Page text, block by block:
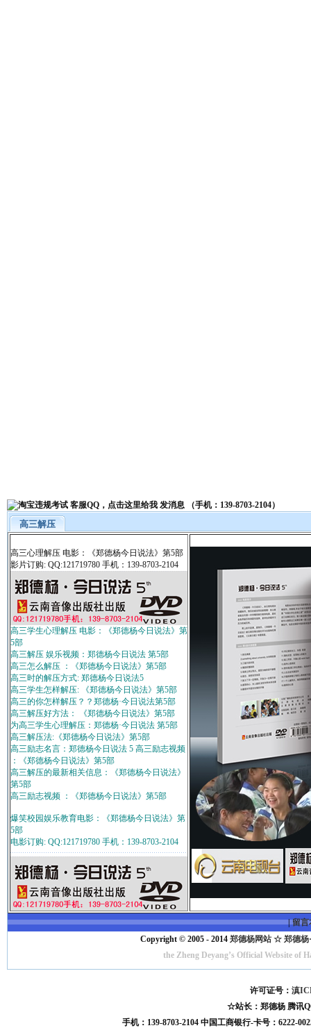
高三解压
高三心理解压 电影：《郑德杨今日说法》第5部
影片订购: QQ:121719780 手机：139-8703-2104
高三学生心理解压 电影：《郑德杨今日说法》第
5部
高三解压 娱乐视频：郑德杨今日说法 第5部
高三怎么解压 ：《郑德杨今日说法》第5部
高三时的解压方式: 郑德杨今日说法5
高三学生怎样解压: 《郑德杨今日说法》第5部
高三的你怎样解压？？郑德杨·今日说法第5部
高三解压好方法： 《郑德杨今日说法》第5部
为高三学生心理解压：郑德杨·今日说法 第5部
高三解压法:《郑德杨今日说法》第5部
高三励志名言：郑德杨今日说法 5 高三励志视频
：《郑德杨今日说法》第5部
高三解压的最新相关信息：《郑德杨今日说法》
第5部
高三励志视频 ：《郑德杨今日说法》第5部
爆笑校园娱乐教育电影：《郑德杨今日说法》第
5部
电影订购: QQ:121719780 手机：139-8703-2104
|留言
Copyright © 2005 - 2014 郑德杨网站 ☆ 郑德杨
the Zheng Deyang’s Official Website
许可证号：滇
☆站长：郑德杨 腾讯
手机：139-8703-2104 中国工商银行-卡号：6222-